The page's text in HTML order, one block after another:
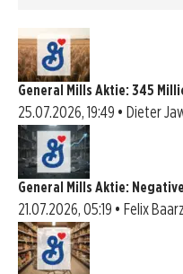
General Mills Aktie: 345
25.07.2026, 19:49 • Dieter
General Mills Aktie:
21.07.2026, 05:19 • Felix Baarz